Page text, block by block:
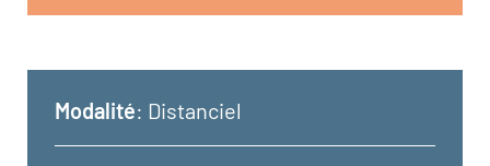
Modalité: Distanciel